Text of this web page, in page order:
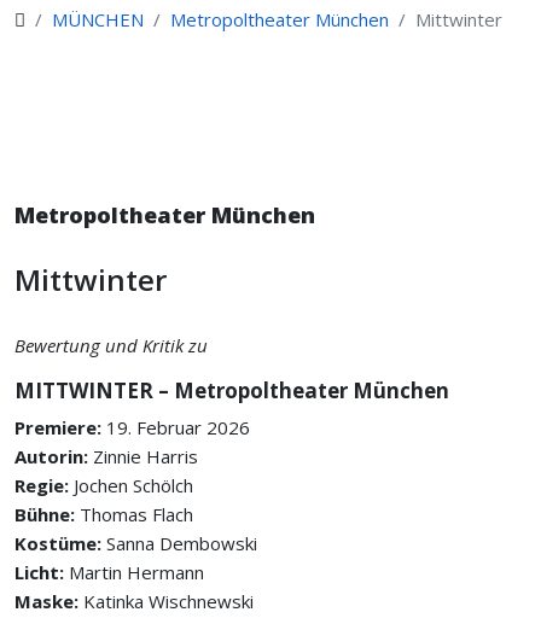
MÜNCHEN Metropoltheater München Mittwinter
Metropoltheater München
Mittwinter
Bewertung und Kritik zu
MITTWINTER – Metropoltheater München
Premiere: 19. Februar 2026
Autorin: Zinnie Harris
Regie: Jochen Schölch
Bühne: Thomas Flach
Kostüme: Sanna Dembowski
Licht: Martin Hermann
Maske: Katinka Wischnewski